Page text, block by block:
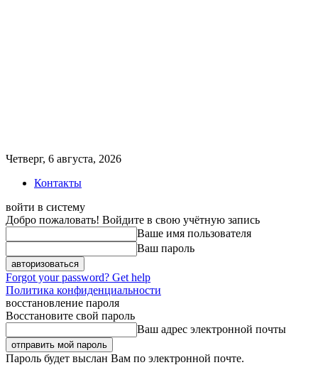
Четверг, 6 августа, 2026
Контакты
войти в систему
Добро пожаловать! Войдите в свою учётную запись
Ваше имя пользователя
Ваш пароль
Forgot your password? Get help
Политика конфиденциальности
восстановление пароля
Восстановите свой пароль
Ваш адрес электронной почты
Пароль будет выслан Вам по электронной почте.